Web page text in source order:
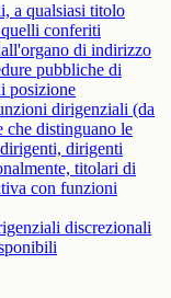
a qualsiasi titolo
conferiti
di indirizzo
pubbliche di
posizione
dirigenziali (da
che distinguano le
dirigenti
titolari di
con funzioni
discrezionali